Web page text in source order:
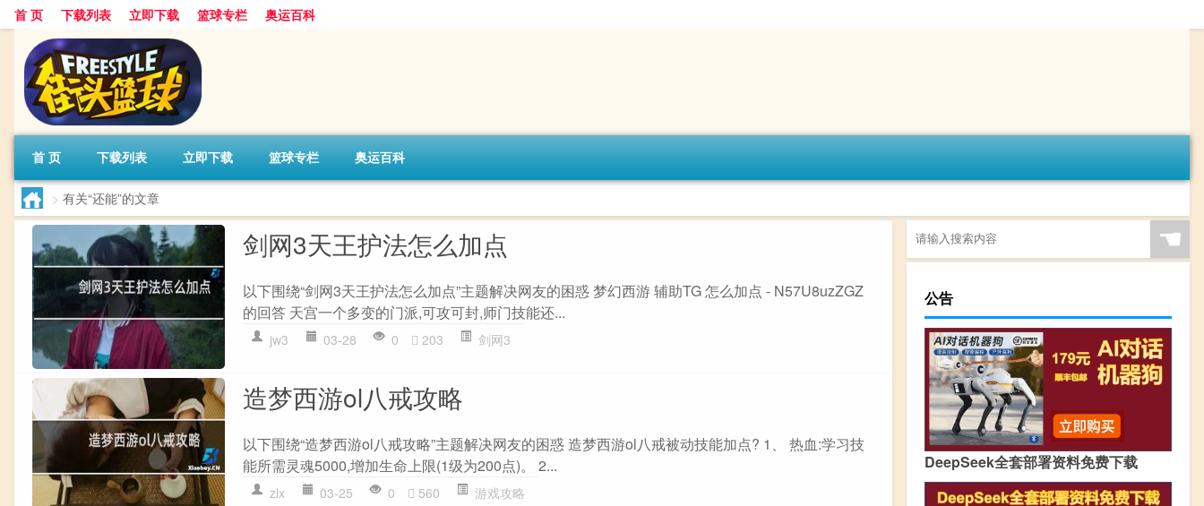
首 页 下载列表 立即下载 篮球专栏 奥运百科
首 页 下载列表 立即下载 篮球专栏 奥运百科
> 有关“还能”的文章
剑网3天王护法怎么加点
以下围绕“剑网3天王护法怎么加点”主题解决网友的困惑 梦幻西游 辅助TG 怎么加点 - N57U8uzZGZ
的回答 天宫一个多变的门派,可攻可封,师门技能还...
jw3 03-28 0 203 剑网3
造梦西游ol八戒攻略
以下围绕“造梦西游ol八戒攻略”主题解决网友的困惑 造梦西游ol八戒被动技能加点? 1、 热血:学习技
能所需灵魂5000,增加生命上限(1级为200点)。 2...
zlx 03-25 0 560 游戏攻略
☚
公告
DeepSeek全套部署资料免费下载